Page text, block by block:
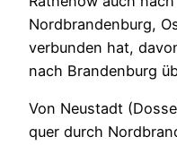
Nordbrandenburg,
verbunden hat,
nach Brandenburg
Von Neustadt
quer durch